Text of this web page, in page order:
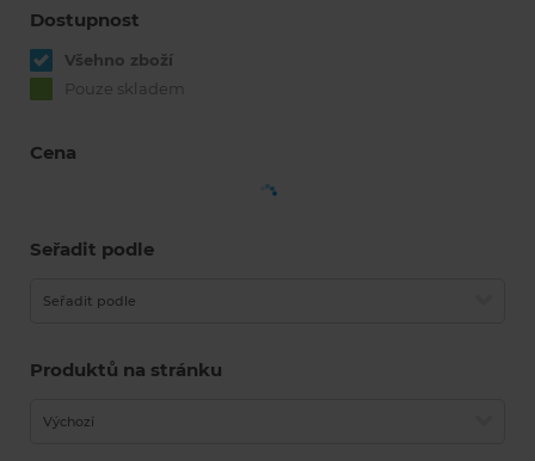
Dostupnost
Všehno zboží
Pouze skladem
Cena
Seřadit podle
Seřadit podle
Produktů na stránku
Výchozí